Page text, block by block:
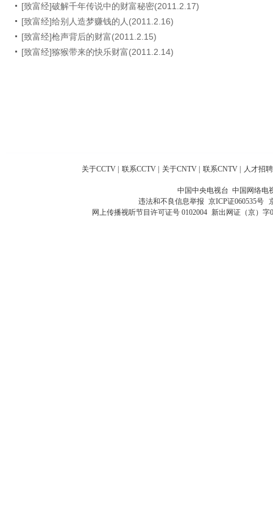
[致富经]破解千年传说中的财富秘密(2011.2.17)
[致富经]给别人造梦赚钱的人(2011.2.16)
[致富经]枪声背后的财富(2011.2.15)
[致富经]猕猴带来的快乐财富(2011.2.14)
关于CCTV | 联系CCTV | 关于CNTV | 联系CNTV | 人才招聘
中国中央电视台 中国网络电
违法和不良信息举报 京ICP证060535号
网上传播视听节目许可证号 0102004 新出网证（京）